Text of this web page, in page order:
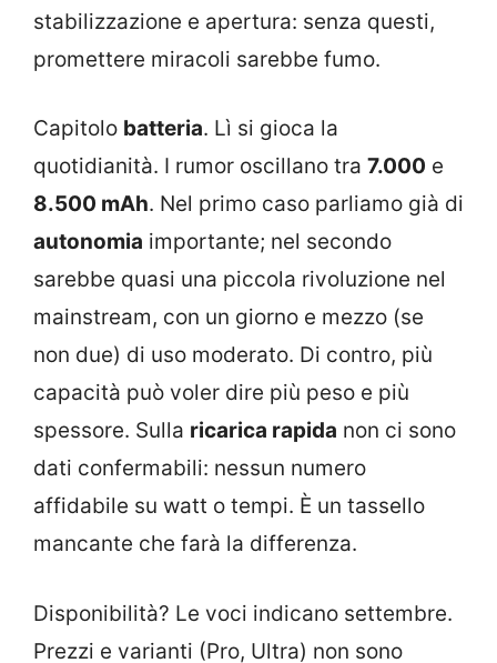
stabilizzazione e apertura: senza questi,
promettere miracoli sarebbe fumo.
Capitolo batteria. Lì si gioca la
quotidianità. I rumor oscillano tra 7.000 e
8.500 mAh. Nel primo caso parliamo già di
autonomia importante; nel secondo
sarebbe quasi una piccola rivoluzione nel
mainstream, con un giorno e mezzo (se
non due) di uso moderato. Di contro, più
capacità può voler dire più peso e più
spessore. Sulla ricarica rapida non ci sono
dati confermabili: nessun numero
affidabile su watt o tempi. È un tassello
mancante che farà la differenza.
Disponibilità? Le voci indicano settembre.
Prezzi e varianti (Pro, Ultra) non sono